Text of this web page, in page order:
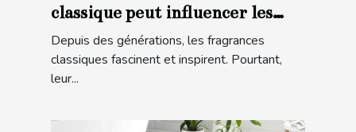
classique peut influencer les
tendances modernes ?
Depuis des générations, les fragrances
classiques fascinent et inspirent. Pourtant,
leur...